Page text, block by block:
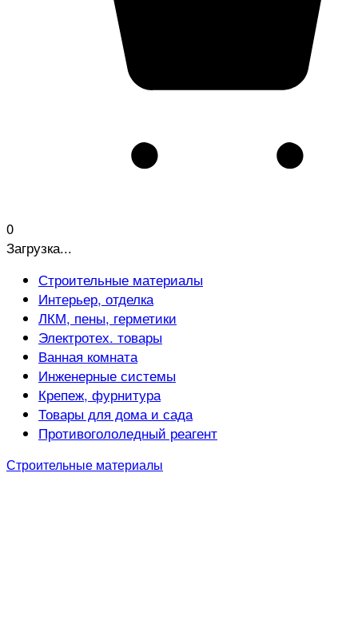
0
Загрузка...
Строительные материалы
Интерьер, отделка
ЛКМ, пены, герметики
Электротех. товары
Ванная комната
Инженерные системы
Крепеж, фурнитура
Товары для дома и сада
Противогололедный реагент
Строительные материалы